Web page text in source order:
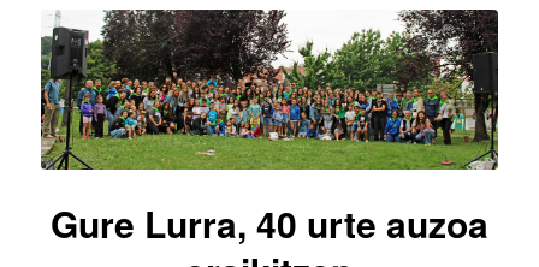
Gure Lurra, 40 urte auzoa